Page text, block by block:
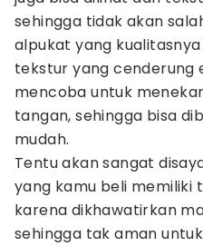
sehingga tidak akan
alpukat yang
tekstur yang cenderung
mencoba untuk
tangan, sehingga bisa
mudah.
Tentu akan sangat
yang kamu beli memiliki
karena dikhawatirkan
sehingga tak aman